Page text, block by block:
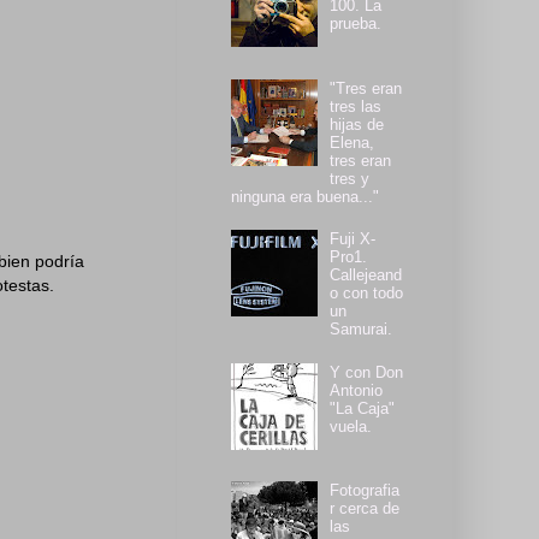
podría
100. La
prueba.
"Tres eran
tres las
hijas de
Elena,
tres eran
tres y
ninguna era buena..."
Fuji X-
Pro1.
Callejeand
o con todo
un
Samurai.
Y con Don
Antonio
"La Caja"
vuela.
Fotografia
r cerca de
las